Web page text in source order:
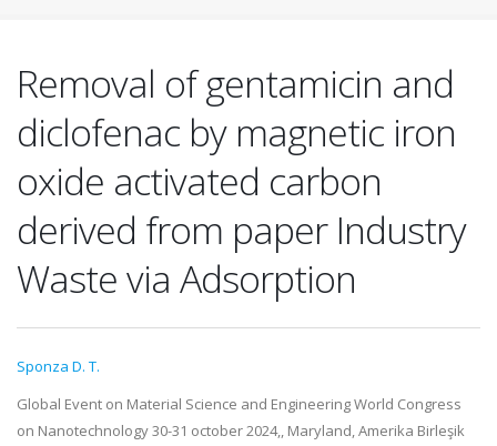
Removal of gentamicin and
diclofenac by magnetic iron
oxide activated carbon
derived from paper Industry
Waste via Adsorption
Sponza D. T.
Global Event on Material Science and Engineering World Congress
on Nanotechnology 30-31 october 2024,, Maryland, Amerika Birleşik